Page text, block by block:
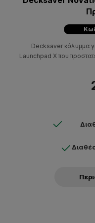
Decksaver κάλυμμα
Launchpad X που